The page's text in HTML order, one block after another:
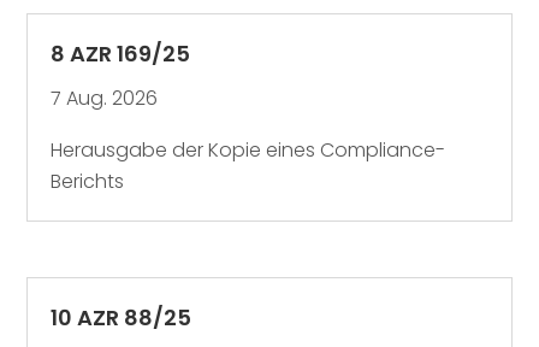
8 AZR 169/25
7 Aug. 2026
Herausgabe der Kopie eines Compliance-
Berichts
10 AZR 88/25